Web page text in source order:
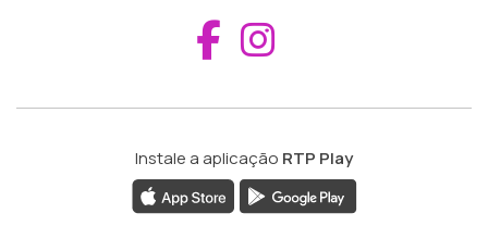
Aceder ao
Instale a aplicação RTP Play